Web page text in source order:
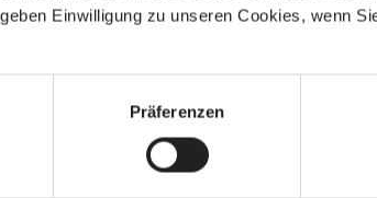
Einwilligung zu unseren Cookies, wenn
Präferenzen